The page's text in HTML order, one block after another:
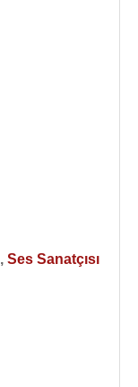
, Ses Sanatçısı